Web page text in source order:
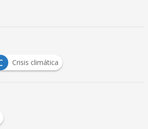
Crisis climática